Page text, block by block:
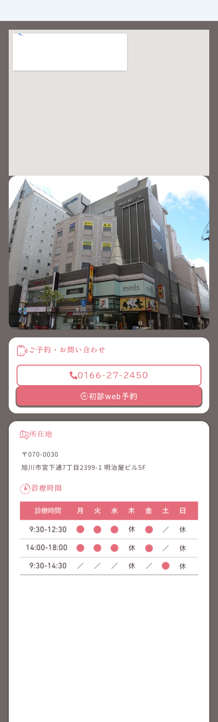
ご予約・お問い合わせ
0166-27-2450
初診web予約
所在地
〒070-0030
旭川市宮下通7丁目2399-1 明治屋ビル5F
診療時間